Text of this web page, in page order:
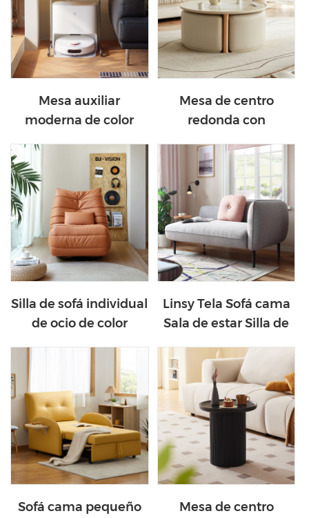
Mesa auxiliar
moderna de color
centro para sala de
estar, KQ1J-A
Mesa de centro
redonda con
colores beige de
nuevo estilo NU3L-B
Silla de sofá individual
de ocio de color
Linsy Tela Sofá cama
Sala de estar Silla de
S026
Sofá cama pequeño
Mesa de centro